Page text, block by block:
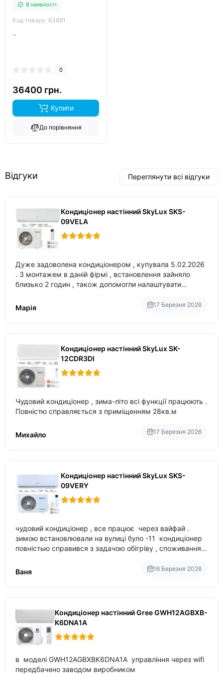
В наявності
Код товару: 63891
..
0
36400 грн.
Купити
До порівняння
Відгуки Переглянути всі відгуки
Кондиціонер настінний SkyLux SKS-
09VELA
Дуже задоволена кондиціонером , купувала 5.02.2026
. З монтажем в даній фірмі , встановлення зайняло
близько 2 годин , також допомогли налаштувати
Марія
17 Березня 2026
Кондиціонер настінний SkyLux SK-
12CDR3DI
Чудовий кондиціонер , зима-літо всі функції працюють .
Повністю справляється з приміщенням 28кв.м
Михайло 17 Березня 2026
Кондиціонер настінний SkyLux SKS-
09VERY
чудовий кондиціонер , все працює через вайфай .
зимою встановлювали на вулиці було -11 кондиціонер
повністью справився з задачою обігріву , споживання
температури
Ваня 16 Березня 2026
Кондиціонер настінний Gree GWH12AGBXB-
K6DNA1A
в моделі GWH12AGBXBK6DNA1A управління через wifi
передбачено заводом виробником